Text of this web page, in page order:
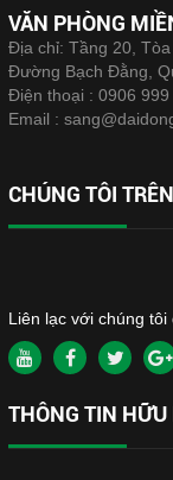
VĂN PHÒNG
Địa chỉ: Tầng 20,
Đường Bạch Đằng,
Điện thoại : 0906 999
Email :
CHÚNG TÔI
Liên lạc với chúng
THÔNG TIN HỮU